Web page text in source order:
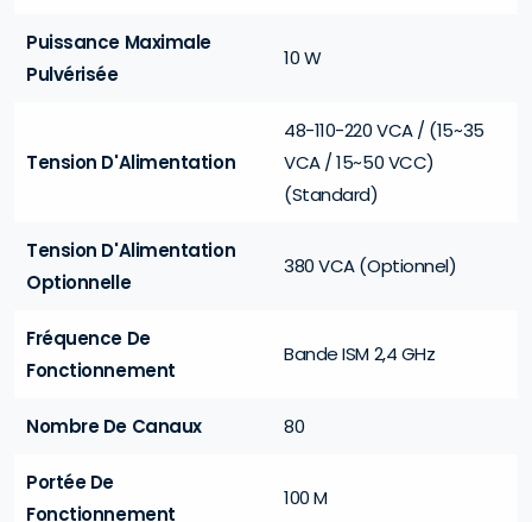
Puissance Maximale
Pulvérisée
10 W
Tension D'Alimentation
48-110-220 VCA / (15~35
VCA / 15~50 VCC)
(Standard)
Tension D'Alimentation
Optionnelle
380 VCA (Optionnel)
Fréquence De
Fonctionnement
Bande ISM 2,4 GHz
Nombre De Canaux 80
Portée De
Fonctionnement
100 M